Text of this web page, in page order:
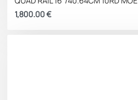
1,800.00€